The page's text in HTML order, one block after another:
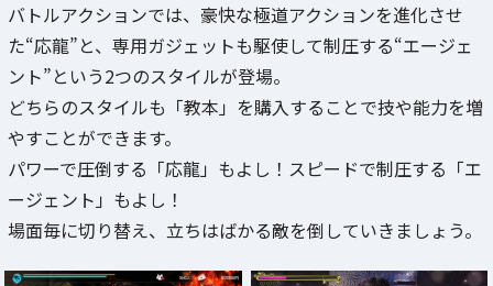
バトルアクションでは、豪快な極道アクションを進化させ
た“応龍”と、専用ガジェットも駆使して制圧する“エージェ
ント”という2つのスタイルが登場。
どちらのスタイルも「教本」を購入することで技や能力を増
やすことができます。
パワーで圧倒する「応龍」もよし！スピードで制圧する「エ
ージェント」もよし！
場面毎に切り替え、立ちはばかる敵を倒していきましょう。